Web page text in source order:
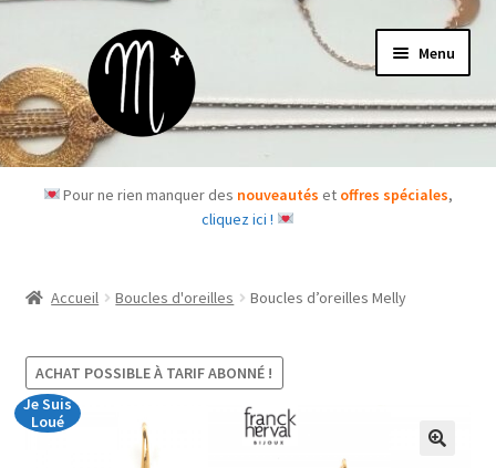
à
la
navigation
au
contenu
Menu
Accueil
Les box
Pour ne rien manquer des nouveautéset offres spéciales,
cliquez ici !
Accueil Boucles d'oreilles Boucles d’oreilles Melly
ACHAT POSSIBLE À TARIF ABONNÉ !
Je Suis
Loué